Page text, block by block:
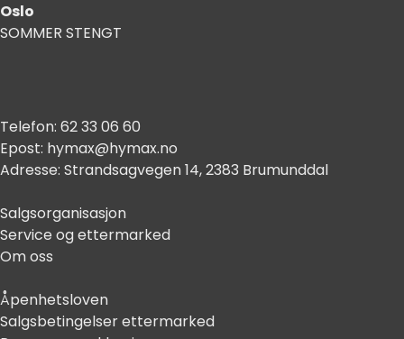
Oslo
SOMMER STENGT
Telefon: 62 33 06 60
Epost: hymax@hymax.no
Adresse: Strandsagvegen 14, 2383 Brumunddal
Salgsorganisasjon
Service og ettermarked
Om oss
Åpenhetsloven
Salgsbetingelser ettermarked